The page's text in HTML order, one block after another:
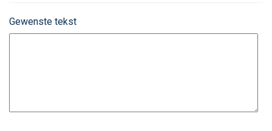
Gewenste tekst